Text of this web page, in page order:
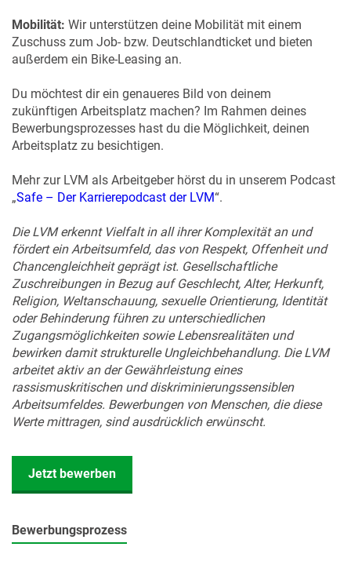
Mobilität: Wir unterstützen deine Mobilität mit einem
Zuschuss zum Job- bzw. Deutschlandticket und bieten
außerdem ein Bike-Leasing an.
Du möchtest dir ein genaueres Bild von deinem
zukünftigen Arbeitsplatz machen? Im Rahmen deines
Bewerbungsprozesses hast du die Möglichkeit, deinen
Arbeitsplatz zu besichtigen.
Mehr zur LVM als Arbeitgeber hörst du in unserem Podcast
„Safe – Der Karrierepodcast der LVM“.
Die LVM erkennt Vielfalt in all ihrer Komplexität an und
fördert ein Arbeitsumfeld, das von Respekt, Offenheit und
Chancengleichheit geprägt ist. Gesellschaftliche
Zuschreibungen in Bezug auf Geschlecht, Alter, Herkunft,
Religion, Weltanschauung, sexuelle Orientierung, Identität
oder Behinderung führen zu unterschiedlichen
Zugangsmöglichkeiten sowie Lebensrealitäten und
bewirken damit strukturelle Ungleichbehandlung. Die LVM
arbeitet aktiv an der Gewährleistung eines
rassismuskritischen und diskriminierungssensiblen
Arbeitsumfeldes. Bewerbungen von Menschen, die diese
Werte mittragen, sind ausdrücklich erwünscht.
Jetzt bewerben
Bewerbungsprozess